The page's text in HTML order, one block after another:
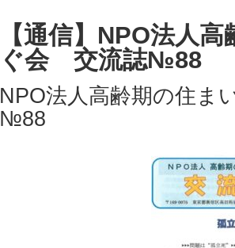
【通信】NPO法人
ぐ会 交流誌№88
NPO法人高齢期の住
№88